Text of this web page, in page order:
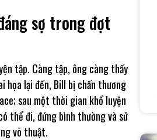
sợ trong đợt
tập. Càng tập, ông càng thấy
họa lại đến, Bill bị chấn thương
sau một thời gian khổ luyện
thể đi, đứng bình thường và sử
võ thuật.